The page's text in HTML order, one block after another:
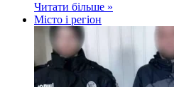
Читати більше »
Місто і регіон